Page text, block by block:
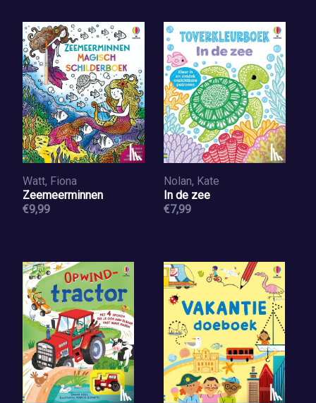
Watt, Fiona
Zeemeerminnen
€9,99
Nolan, Kate
In de zee
€7,99